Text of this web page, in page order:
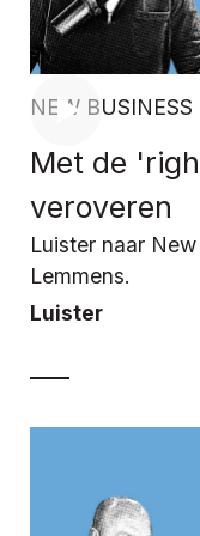
NEW BUSINESS
Met de
veroveren
Luister naar
Lemmens.
Luister